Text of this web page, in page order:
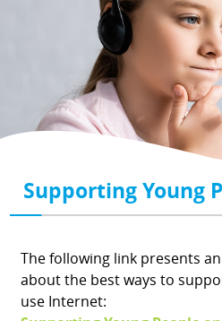
Supporting Young
The following link presents
about the best ways to
use Internet: